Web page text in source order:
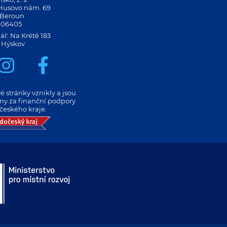
nám. 69
Na Krétě 183
stránky vznikly a jsou
za finanční podpory
kraje.